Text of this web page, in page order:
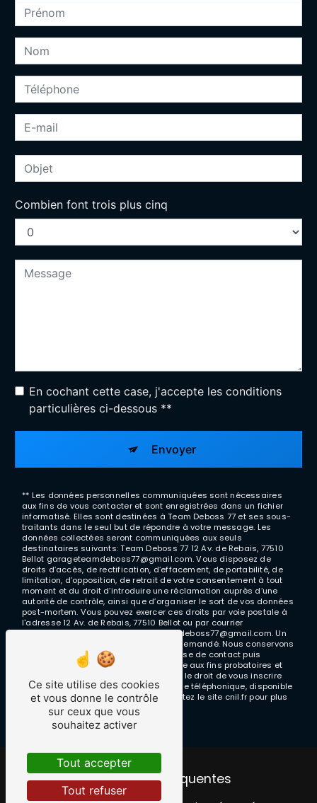
Combien font trois plus cinq
En cochant cette case, j'accepte les conditions
particulières ci-dessous **
Envoyer
** Les données personnelles communiquées sont nécessaires
aux fins de vous contacter et sont enregistrées dans un fichier
informatisé. Elles sont destinées à Team Deboss 77 et ses sous-
traitants dans le seul but de répondre à votre message. Les
données collectées seront communiquées aux seuls
destinataires suivants: Team Deboss 77 12 Av. de Rebais, 77510
Bellot garageteamdeboss77@gmail.com. Vous disposez de
droits d’accès, de rectification, d’effacement, de portabilité, de
limitation, d’opposition, de retrait de votre consentement à tout
moment et du droit d’introduire une réclamation auprès d’une
autorité de contrôle, ainsi que d’organiser le sort de vos données
post-mortem. Vous pouvez exercer ces droits par voie postale à
l'adresse 12 Av. de Rebais, 77510 Bellot ou par courrier
électronique à l'adresse garageteamdeboss77@gmail.com. Un
justificatif d'identité pourra vous être demandé. Nous conservons
vos données pendant la période de prise de contact puis
pendant la durée de prescription légale aux fins probatoires et
de gestion des contentieux. Vous avez le droit de vous inscrire
sur la liste d'opposition au démarchage téléphonique, disponible
à cette adresse:Bloctel.gouv.fr. Consultez le site cnil.fr pour plus
d’informations sur vos droits.
Recherches fréquentes
Ce site utilise des cookies
et vous donne le contrôle
sur ceux que vous
souhaitez activer
Tout accepter
Tout refuser